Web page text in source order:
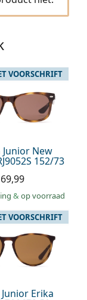
Junior New
152/73
VOORSCHRIFT
& op voorraad
Junior Erika
VOORSCHRIFT